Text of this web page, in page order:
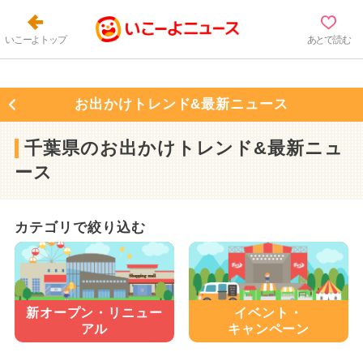
いこーよトップ あとで読む
お出かけトレンド&最新ニュース
千葉県のお出かけトレンド&最新ニュ
ース
カテゴリで絞り込む
新オープン・ リニュー
アル
イベント・
キャンペーン